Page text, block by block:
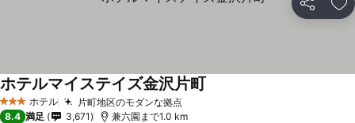
シェア お
3 ホテルのランク
ホテル 片町地区のモダンな拠点料金を表示
ホテルマイステイズ金沢片町
8.4 満足 3,671 兼六園まで1.0 km